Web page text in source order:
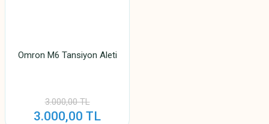
Omron M6 Tansiyon Aleti
3.000,00 TL
3.000,00 TL